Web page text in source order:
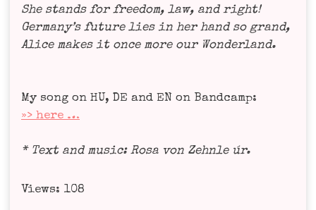
She stands for free­dom, law, and right!
Germany’s future lies in her hand so grand,
Ali­ce makes it once more our Won­der­land.
My song on HU, DE and EN on Band­camp:
»> here …
* Text and music: Rosa von Zehn­le úr.
Views: 108